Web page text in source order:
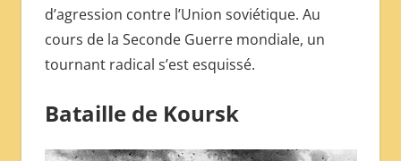
d’agression contre l’Union soviétique. Au
cours de la Seconde Guerre mondiale, un
tournant radical s’est esquissé.
Bataille de Koursk